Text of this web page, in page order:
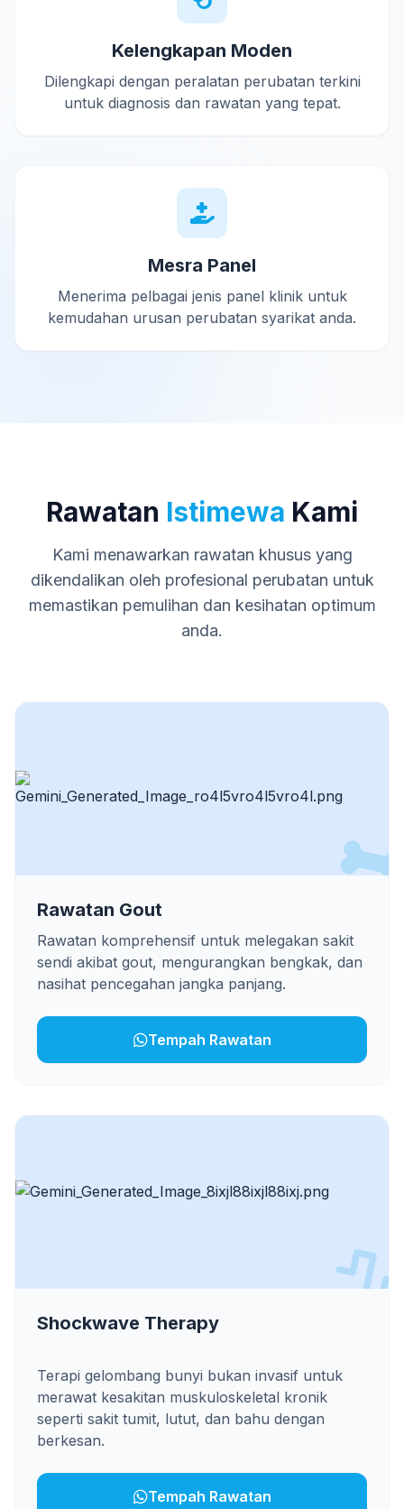
Kelengkapan Moden
Dilengkapi dengan peralatan perubatan terkini
untuk diagnosis dan rawatan yang tepat.
Mesra Panel
Menerima pelbagai jenis panel klinik untuk
kemudahan urusan perubatan syarikat anda.
Rawatan Istimewa Kami
Kami menawarkan rawatan khusus yang
dikendalikan oleh profesional perubatan untuk
memastikan pemulihan dan kesihatan optimum
anda.
Rawatan Gout
Rawatan komprehensif untuk melegakan sakit
sendi akibat gout, mengurangkan bengkak, dan
nasihat pencegahan jangka panjang.
Tempah Rawatan
Shockwave Therapy
Terapi gelombang bunyi bukan invasif untuk
merawat kesakitan muskuloskeletal kronik
seperti sakit tumit, lutut, dan bahu dengan
berkesan.
Tempah Rawatan